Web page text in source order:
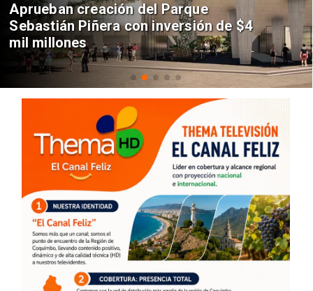
Aprueban creación del Parque
Sebastián Piñera con inversión de $4
mil millones